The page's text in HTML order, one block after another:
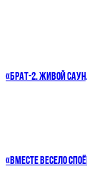
«БРАТ-2. ЖИВОЙ
«ВМЕСТЕ ВЕСЕЛО